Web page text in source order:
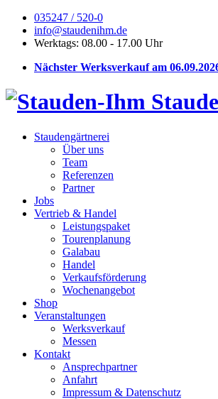
035247 / 520-0
info@staudenihm.de
Werktags: 08.00 - 17.00 Uhr
Nächster Werksverkauf am
Staudengärtnerei
Über uns
Team
Referenzen
Partner
Jobs
Vertrieb & Handel
Leistungspaket
Tourenplanung
Galabau
Handel
Verkaufsförderung
Wochenangebot
Shop
Veranstaltungen
Werksverkauf
Messen
Kontakt
Ansprechpartner
Anfahrt
Impressum & Datenschutz